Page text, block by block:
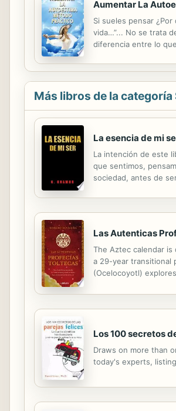
Aumentar La
Si sueles pensar ¿Por
vida…”... No se trata
diferencia entre lo
Más libros de la categoría
La esencia de mi
La intención de este
que sentimos,
sociedad, antes de
Las Autenticas
The Aztec calendar
a 29-year transitional
(Ocelocoyotl)
Los 100 secretos
Draws on more than
today's experts,